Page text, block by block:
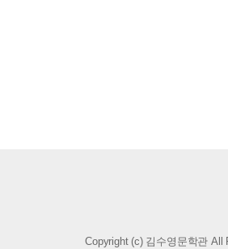
Copyright (c) 김수영문학관 All